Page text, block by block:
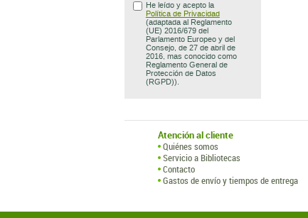
He leído y acepto la
Política de Privacidad
(adaptada al Reglamento
(UE) 2016/679 del
Parlamento Europeo y del
Consejo, de 27 de abril de
2016, mas conocido como
Reglamento General de
Protección de Datos
(RGPD)).
Atención al cliente
Quiénes somos
Servicio a Bibliotecas
Contacto
Gastos de envío y tiempos de entrega